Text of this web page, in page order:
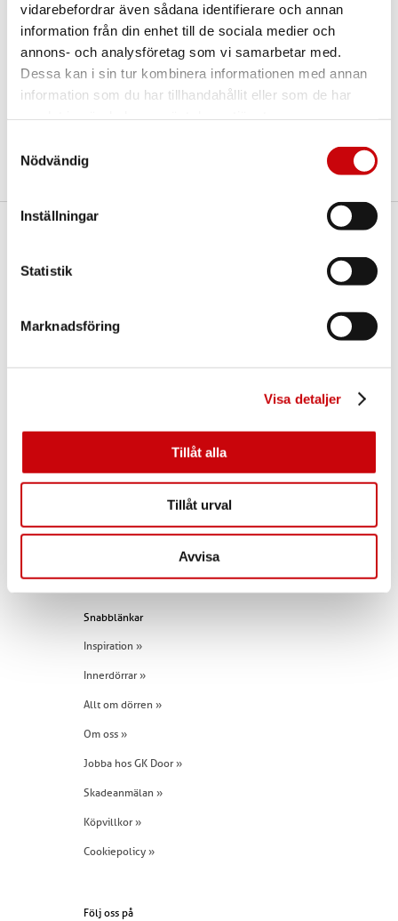
vidarebefordrar även sådana identifierare och annan
information från din enhet till de sociala medier och
annons- och analysföretag som vi samarbetar med.
Dessa kan i sin tur kombinera informationen med annan
information som du har tillhandahållit eller som de har
Nödvändig
Inställningar
Statistik
Marknadsföring
Visa detaljer
Tillåt alla
Tillåt urval
Avvisa
Varianten finns att köpa i webshoppen. I
offertförfrågan väljer dumått, ytbehandling,
glastyp, karmsamttrycke.
Kontakta oss viamejlellertelefon om du har
några funderingar eller särskilda önskemål.
SWEDEN
E-post:info@gkdoor.se
+46 (0)960 - 203 25
Snabblänkar
Inspiration »
Innerdörrar »
Allt om dörren »
Om oss »
Jobba hos GK Door »
Skadeanmälan »
Köpvillkor »
Cookiepolicy »
Följ oss på